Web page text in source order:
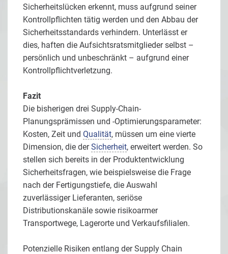
Sicherheitslücken erkennt, muss aufgrund seiner
Kontrollpflichten tätig werden und den Abbau der
Sicherheitsstandards verhindern. Unterlässt er
dies, haften die Aufsichtsratsmitglieder selbst –
persönlich und unbeschränkt – aufgrund einer
Kontrollpflichtverletzung.
Fazit
Die bisherigen drei Supply-Chain-
Planungsprämissen und -Optimierungsparameter:
Kosten, Zeit und Qualität, müssen um eine vierte
Dimension, die derSicherheit, erweitert werden. So
stellen sich bereits in der Produktentwicklung
Sicherheitsfragen, wie beispielsweise die Frage
nach der Fertigungstiefe, die Auswahl
zuverlässiger Lieferanten, seriöse
Distributionskanäle sowie risikoarmer
Transportwege, Lagerorte und Verkaufsfilialen.
Potenzielle Risiken entlang der Supply Chain